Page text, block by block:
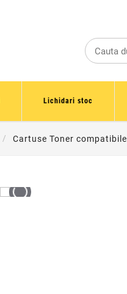
Lichidari stoc
Cartuse Toner compatibile